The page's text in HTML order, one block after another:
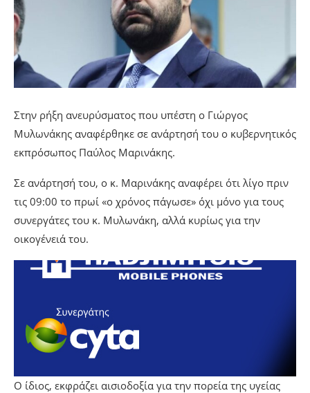
Στην ρήξη ανευρύσματος που υπέστη ο Γιώργος
Μυλωνάκης αναφέρθηκε σε ανάρτησή του ο κυβερνητικός
εκπρόσωπος Παύλος Μαρινάκης.
Σε ανάρτησή του, ο κ. Μαρινάκης αναφέρει ότι λίγο πριν
τις 09:00 το πρωί «ο χρόνος πάγωσε» όχι μόνο για τους
συνεργάτες του κ. Μυλωνάκη, αλλά κυρίως για την
οικογένειά του.
Ο ίδιος, εκφράζει αισιοδοξία για την πορεία της υγείας